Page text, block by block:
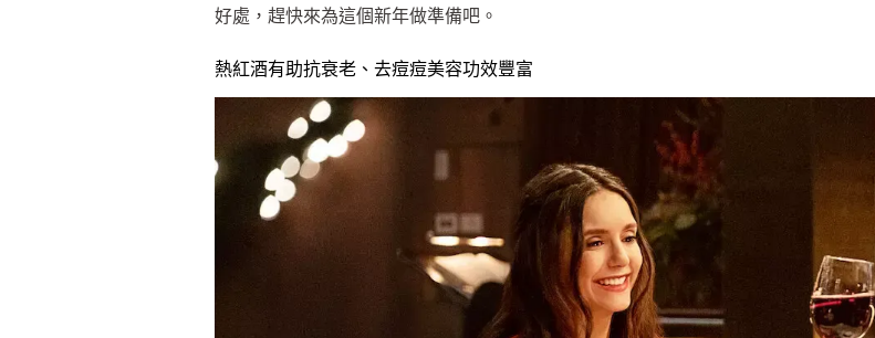
好處，趕快來為這個新年做準備吧。
熱紅酒有助抗衰老、去痘痘美容功效豐富